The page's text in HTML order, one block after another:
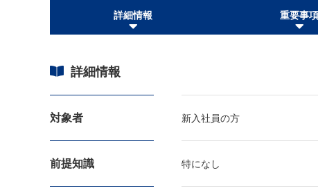
詳細情報 重要事項
詳細情報
対象者 新入社員の方
前提知識 特になし